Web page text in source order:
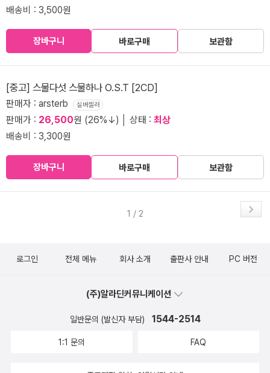
배송비 : 3,500원
장바구니 바로구매 보관함
[중고] 스물다섯 스물하나 O.S.T [2CD]
판매자 : arsterb 실버셀러
판매가 : 26,500원 (26%↓) │ 상태 : 최상
배송비 : 3,300원
장바구니 바로구매 보관함
1 / 2
로그인 전체 메뉴 회사 소개 출판사 안내 PC 버전
(주)알라딘커뮤니케이션
일반문의 (발신자 부담) 1544-2514
1:1 문의 FAQ